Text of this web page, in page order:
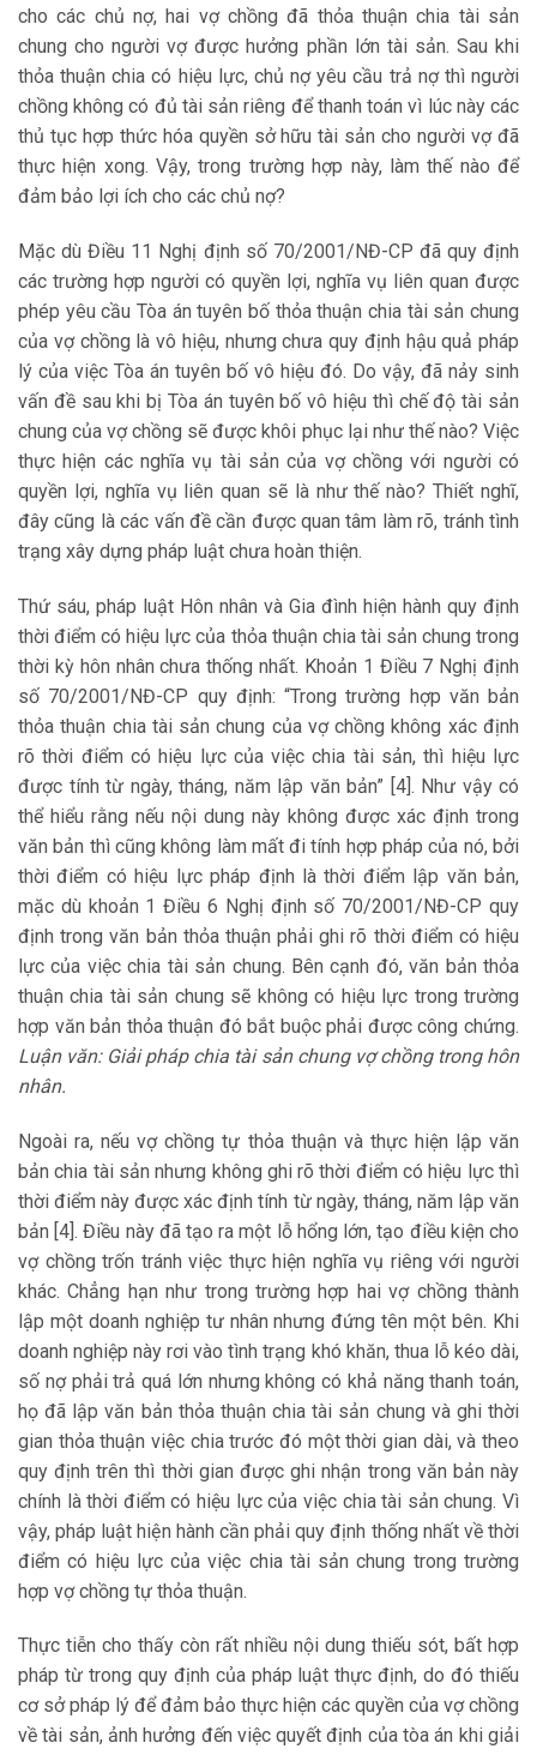
cho các chủ nợ, hai vợ chồng đã thỏa thuận chia tài sản
chung cho người vợ được hưởng phần lớn tài sản. Sau khi
thỏa thuận chia có hiệu lực, chủ nợ yêu cầu trả nợ thì người
chồng không có đủ tài sản riêng để thanh toán vì lúc này các
thủ tục hợp thức hóa quyền sở hữu tài sản cho người vợ đã
thực hiện xong. Vậy, trong trường hợp này, làm thế nào để
đảm bảo lợi ích cho các chủ nợ?
Mặc dù Điều 11 Nghị định số 70/2001/NĐ-CP đã quy định
các trường hợp người có quyền lợi, nghĩa vụ liên quan được
phép yêu cầu Tòa án tuyên bố thỏa thuận chia tài sản chung
của vợ chồng là vô hiệu, nhưng chưa quy định hậu quả pháp
lý của việc Tòa án tuyên bố vô hiệu đó. Do vậy, đã nảy sinh
vấn đề sau khi bị Tòa án tuyên bố vô hiệu thì chế độ tài sản
chung của vợ chồng sẽ được khôi phục lại như thế nào? Việc
thực hiện các nghĩa vụ tài sản của vợ chồng với người có
quyền lợi, nghĩa vụ liên quan sẽ là như thế nào? Thiết nghĩ,
đây cũng là các vấn đề cần được quan tâm làm rõ, tránh tình
trạng xây dựng pháp luật chưa hoàn thiện.
Thứ sáu, pháp luật Hôn nhân và Gia đình hiện hành quy định
thời điểm có hiệu lực của thỏa thuận chia tài sản chung trong
thời kỳ hôn nhân chưa thống nhất. Khoản 1 Điều 7 Nghị định
số 70/2001/NĐ-CP quy định: “Trong trường hợp văn bản
thỏa thuận chia tài sản chung của vợ chồng không xác định
rõ thời điểm có hiệu lực của việc chia tài sản, thì hiệu lực
được tính từ ngày, tháng, năm lập văn bản” [4]. Như vậy có
thể hiểu rằng nếu nội dung này không được xác định trong
văn bản thì cũng không làm mất đi tính hợp pháp của nó, bởi
thời điểm có hiệu lực pháp định là thời điểm lập văn bản,
mặc dù khoản 1 Điều 6 Nghị định số 70/2001/NĐ-CP quy
định trong văn bản thỏa thuận phải ghi rõ thời điểm có hiệu
lực của việc chia tài sản chung. Bên cạnh đó, văn bản thỏa
thuận chia tài sản chung sẽ không có hiệu lực trong trường
hợp văn bản thỏa thuận đó bắt buộc phải được công chứng.
Luận văn: Giải pháp chia tài sản chung vợ chồng trong hôn
nhân.
Ngoài ra, nếu vợ chồng tự thỏa thuận và thực hiện lập văn
bản chia tài sản nhưng không ghi rõ thời điểm có hiệu lực thì
thời điểm này được xác định tính từ ngày, tháng, năm lập văn
bản [4]. Điều này đã tạo ra một lỗ hổng lớn, tạo điều kiện cho
vợ chồng trốn tránh việc thực hiện nghĩa vụ riêng với người
khác. Chẳng hạn như trong trường hợp hai vợ chồng thành
lập một doanh nghiệp tư nhân nhưng đứng tên một bên. Khi
doanh nghiệp này rơi vào tình trạng khó khăn, thua lỗ kéo dài,
số nợ phải trả quá lớn nhưng không có khả năng thanh toán,
họ đã lập văn bản thỏa thuận chia tài sản chung và ghi thời
gian thỏa thuận việc chia trước đó một thời gian dài, và theo
quy định trên thì thời gian được ghi nhận trong văn bản này
chính là thời điểm có hiệu lực của việc chia tài sản chung. Vì
vậy, pháp luật hiện hành cần phải quy định thống nhất về thời
điểm có hiệu lực của việc chia tài sản chung trong trường
hợp vợ chồng tự thỏa thuận.
Thực tiễn cho thấy còn rất nhiều nội dung thiếu sót, bất hợp
pháp từ trong quy định của pháp luật thực định, do đó thiếu
cơ sở pháp lý để đảm bảo thực hiện các quyền của vợ chồng
về tài sản, ảnh hưởng đến việc quyết định của tòa án khi giải